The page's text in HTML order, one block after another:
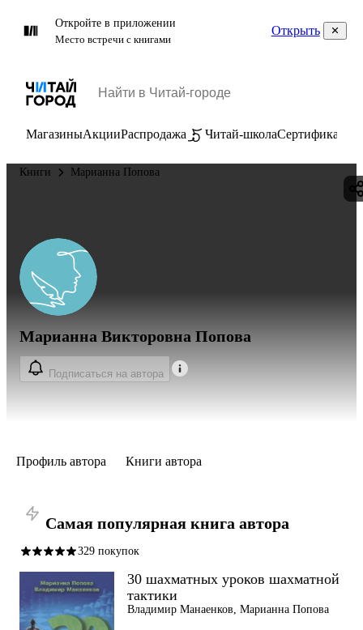
Откройте в приложении
Место встречи с книгами
Открыть
МагазиныАкцииРаспродажа Читай-школаСертификаты
Книги Марианна Попова
Марианна Викторовна Попова
Подписаться на автора
Профиль автора Книги автора
Самая популярная книга автора
329 покупок
30 шахматных уроков шахматной
тактики
Владимир Манаенков, Марианна Попова